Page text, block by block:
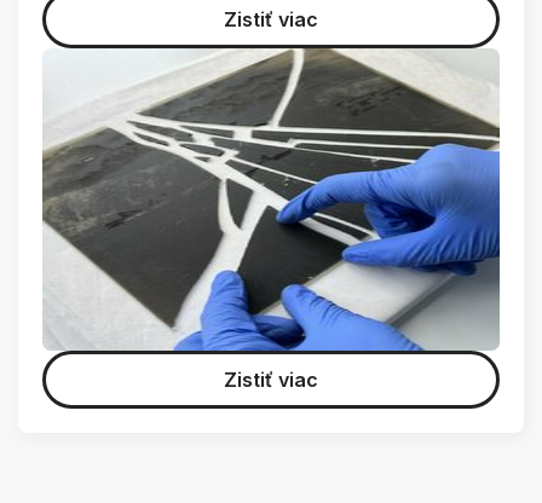
Zistiť viac
Zistiť viac